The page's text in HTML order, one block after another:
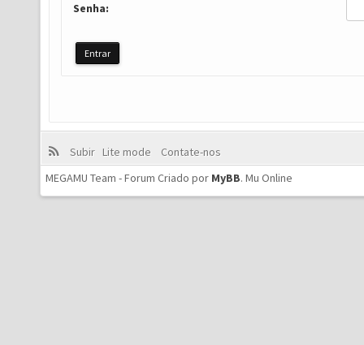
Senha:
Subir Lite mode
Contate-nos
MEGAMU Team - Forum Criado por MyBB. Mu Online